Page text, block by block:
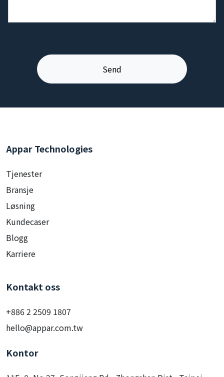
Appar Technologies
Tjenester
Bransje
Løsning
Kundecaser
Blogg
Karriere
Kontakt oss
+886 2 2509 1807
hello@appar.com.tw
Kontor